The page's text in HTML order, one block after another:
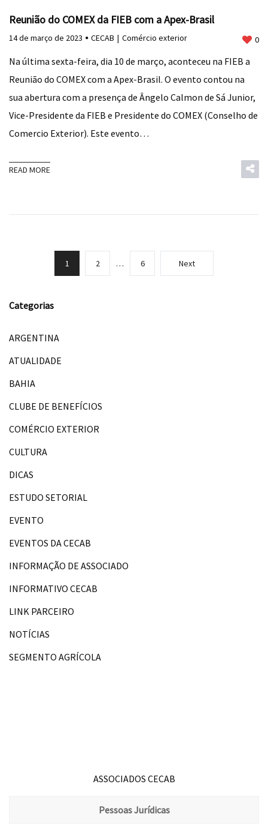
Reunião do COMEX da FIEB com a Apex-Brasil
14 de março de 2023 CECAB Comércio exterior 0
Na última sexta-feira, dia 10 de março, aconteceu na FIEB a
Reunião do COMEX com a Apex-Brasil. O evento contou na
sua abertura com a presença de Ângelo Calmon de Sá Junior,
Vice-Presidente da FIEB e Presidente do COMEX (Conselho de
Comercio Exterior). Este evento…
READ MORE
1 2 … 6 Next
Categorias
ARGENTINA
ATUALIDADE
BAHIA
CLUBE DE BENEFÍCIOS
COMÉRCIO EXTERIOR
CULTURA
DICAS
ESTUDO SETORIAL
EVENTO
EVENTOS DA CECAB
INFORMAÇÃO DE ASSOCIADO
INFORMATIVO CECAB
LINK PARCEIRO
NOTÍCIAS
SEGMENTO AGRÍCOLA
ASSOCIADOS CECAB
Pessoas Jurídicas